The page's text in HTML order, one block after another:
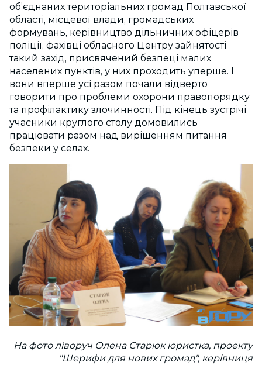
об’єднаних територіальних громад Полтавської
області, місцевої влади, громадських
формувань, керівництво дільничних офіцерів
поліції, фахівці обласного Центру зайнятості
такий захід, присвячений безпеці малих
населених пунктів, у них проходить уперше. І
вони вперше усі разом почали відверто
говорити про проблеми охорони правопорядку
та профілактику злочинності. Під кінець зустрічі
учасники круглого столу домовились
працювати разом над вирішенням питання
безпеки у селах.
На фото ліворуч Олена Старюк юристка, проекту
"Шерифи для нових громад", керівниця